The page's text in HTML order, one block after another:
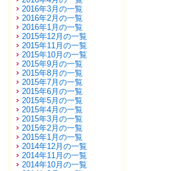
2016年3月の一覧
2016年2月の一覧
2016年1月の一覧
2015年12月の一覧
2015年11月の一覧
2015年10月の一覧
2015年9月の一覧
2015年8月の一覧
2015年7月の一覧
2015年6月の一覧
2015年5月の一覧
2015年4月の一覧
2015年3月の一覧
2015年2月の一覧
2015年1月の一覧
2014年12月の一覧
2014年11月の一覧
2014年10月の一覧